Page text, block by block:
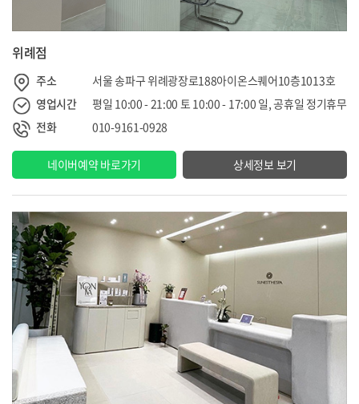
위례점
주소
서울 송파구 위례광장로188아이온스퀘어10층1013호
영업시간
평일 10:00 - 21:00 토 10:00 - 17:00 일, 공휴일 정기휴무
전화
010-9161-0928
네이버예약 바로가기 상세정보 보기